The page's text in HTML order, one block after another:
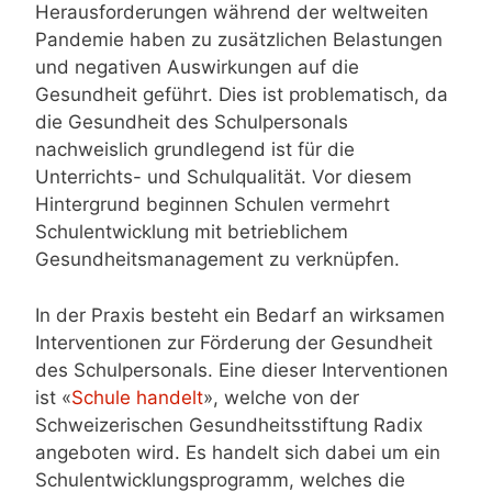
Herausforderungen während der weltweiten
Pandemie haben zu zusätzlichen Belastungen
und negativen Auswirkungen auf die
Gesundheit geführt. Dies ist problematisch, da
die Gesundheit des Schulpersonals
nachweislich grundlegend ist für die
Unterrichts- und Schulqualität. Vor diesem
Hintergrund beginnen Schulen vermehrt
Schulentwicklung mit betrieblichem
Gesundheitsmanagement zu verknüpfen.
In der Praxis besteht ein Bedarf an wirksamen
Interventionen zur Förderung der Gesundheit
des Schulpersonals. Eine dieser Interventionen
ist «Schule handelt», welche von der
Schweizerischen Gesundheitsstiftung Radix
angeboten wird. Es handelt sich dabei um ein
Schulentwicklungsprogramm, welches die